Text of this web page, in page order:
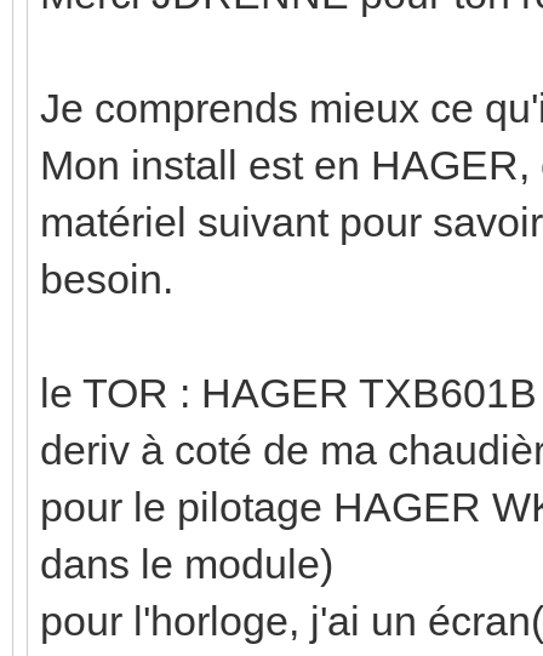
Je comprends mieux ce
Mon install est en
matériel suivant pour
besoin.
le TOR : HAGER
deriv à coté de ma
pour le pilotage HAGER
dans le module)
pour l'horloge, j'ai un